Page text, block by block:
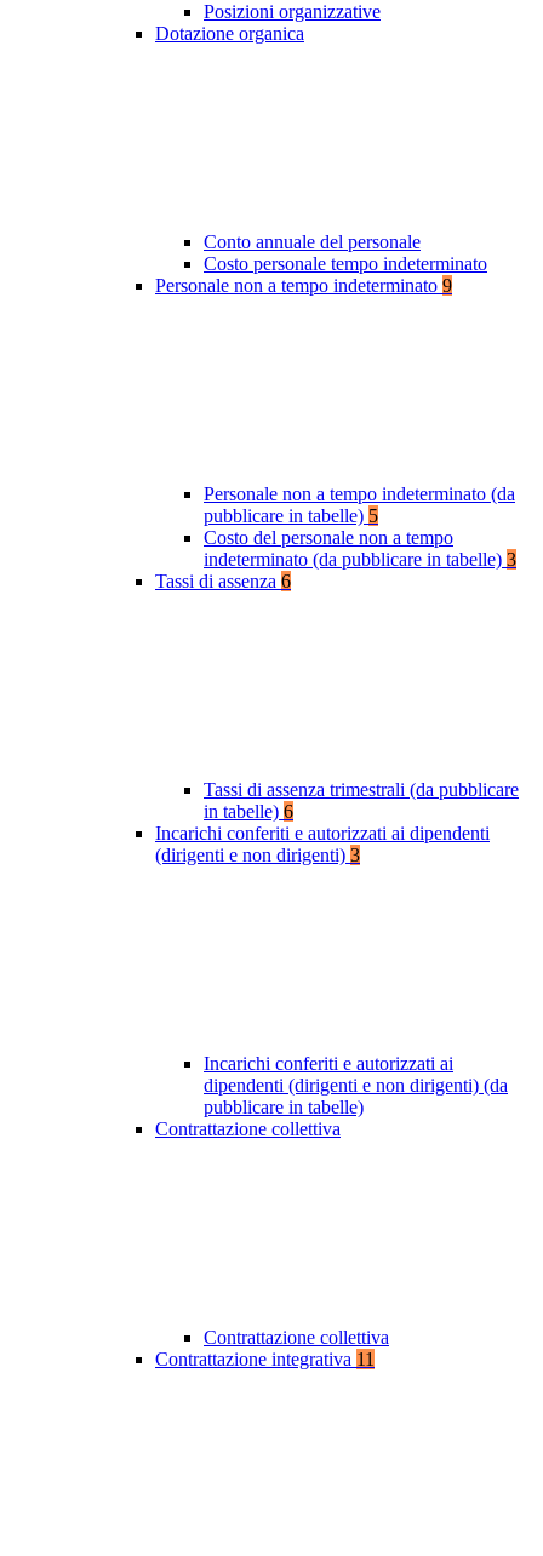
Posizioni organizzative
Dotazione organica
Conto annuale del personale
Costo personale tempo indeterminato
Personale non a tempo indeterminato 9
Personale non a tempo indeterminato (da
pubblicare in tabelle) 5
Costo del personale non a tempo
indeterminato (da pubblicare in tabelle) 3
Tassi di assenza 6
Tassi di assenza trimestrali (da pubblicare
in tabelle) 6
Incarichi conferiti e autorizzati ai dipendenti
(dirigenti e non dirigenti) 3
Incarichi conferiti e autorizzati ai
dipendenti (dirigenti e non dirigenti) (da
pubblicare in tabelle)
Contrattazione collettiva
Contrattazione collettiva
Contrattazione integrativa 11